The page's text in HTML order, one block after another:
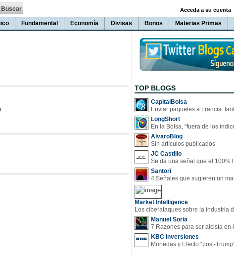
Fundamental Economía Divisas Bonos Materias Primas
Acceda a su cuenta
TOP BLOGS
CapitalBolsa
LongShort
En la Bolsa, “fuera de los
AlvaroBlog
Sin artículos publicados
JC Castillo
Santori
Market Intelligence
Manuel Soria
7 Razones para ser alcista en
KBC Inversiones